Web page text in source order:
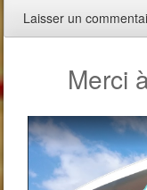
Merci